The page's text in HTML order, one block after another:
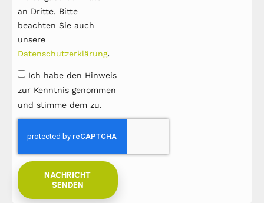
an Dritte. Bitte
beachten Sie auch
unsere
Datenschutzerklärung.
Ich habe den Hinweis
zur Kenntnis genommen
und stimme dem zu.
NACHRICHT
SENDEN